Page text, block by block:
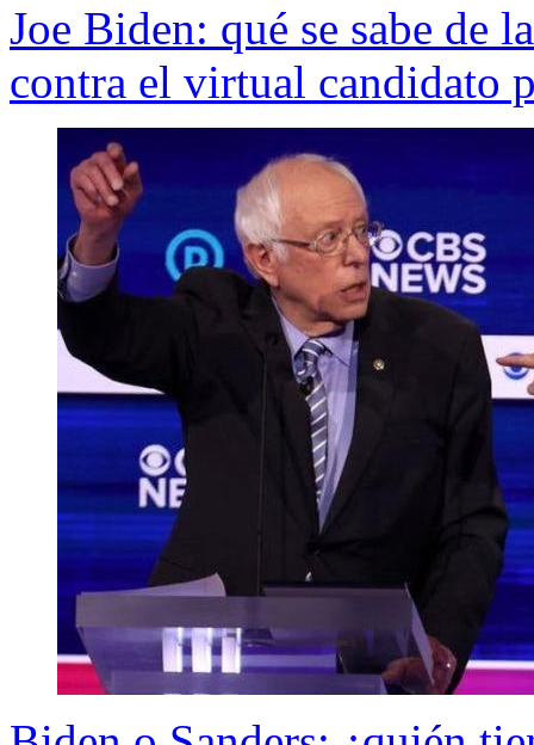
Joe Biden: qué se sabe de
contra el virtual candidato